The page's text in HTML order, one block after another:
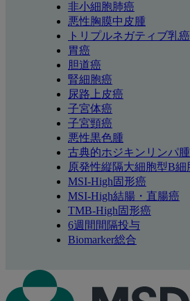
非小細胞肺癌
悪性胸膜中皮腫
トリプルネガティブ乳癌
胃癌
胆道癌
腎細胞癌
尿路上皮癌
子宮体癌
子宮頸癌
悪性黒色腫
古典的ホジキンリンパ腫
原発性縦隔大細胞型B細
MSI-High固形癌
MSI-High結腸・直腸癌
TMB-High固形癌
6週間間隔投与
Biomarker総合